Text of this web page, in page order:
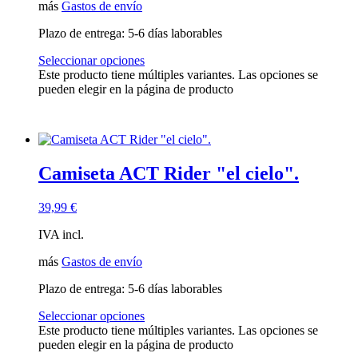
más Gastos de envío
Plazo de entrega: 5-6 días laborables
Seleccionar opciones
Este producto tiene múltiples variantes. Las opciones se
pueden elegir en la página de producto
Camiseta ACT Rider "el cielo".
39,99 €
IVA incl.
más Gastos de envío
Plazo de entrega: 5-6 días laborables
Seleccionar opciones
Este producto tiene múltiples variantes. Las opciones se
pueden elegir en la página de producto